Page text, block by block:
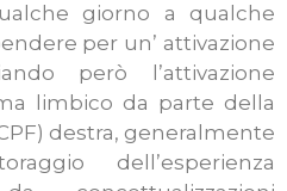
giorno a qualche
per un’ attivazione
però l’attivazione
limbico da parte della
destra, generalmente
dell’esperienza